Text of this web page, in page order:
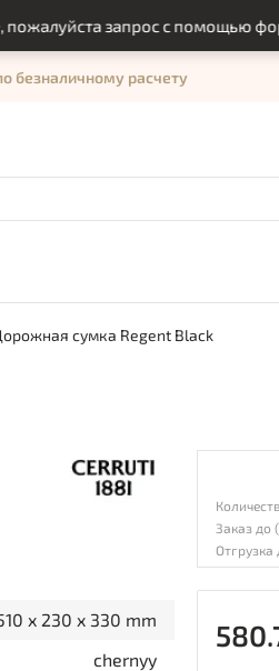
запрос с помощью формы
безналичному расчету
сумка Regent Black
x 230 x 330 mm
chernyy
Заказ до